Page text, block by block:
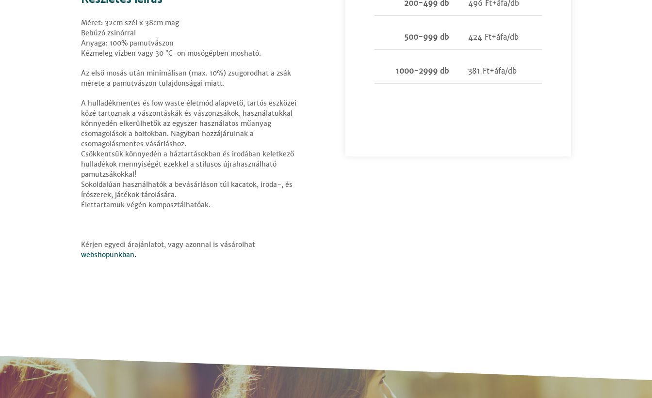
200-499 db 496 Ft+áfa/db
500-999 db 424 Ft+áfa/db
1000-2999 db 381 Ft+áfa/db
Méret: 32cm szél x 38cm mag
Behúzó zsinórral
Anyaga: 100% pamutvászon
Kézmeleg vízben vagy 30 °C-on mosógépben mosható.
Az első mosás után minimálisan (max. 10%) zsugorodhat a zsák
mérete a pamutvászon tulajdonságai miatt.
A hulladékmentes és low waste életmód alapvető, tartós eszközei
közé tartoznak a vászontáskák és vászonzsákok, használatukkal
könnyedén elkerülhetők az egyszer használatos műanyag
csomagolások a boltokban. Nagyban hozzájárulnak a
csomagolásmentes vásárláshoz.
Csökkentsük könnyedén a háztartásokban és irodában keletkező
hulladékok mennyiségét ezekkel a stílusos újrahasználható
pamutzsákokkal!
Sokoldalúan használhatók a bevásárláson túl kacatok, iroda-, és
írószerek, játékok tárolására.
Élettartamuk végén komposztálhatóak.
Kérjen egyedi árajánlatot, vagy azonnal is vásárolhat
webshopunkban.